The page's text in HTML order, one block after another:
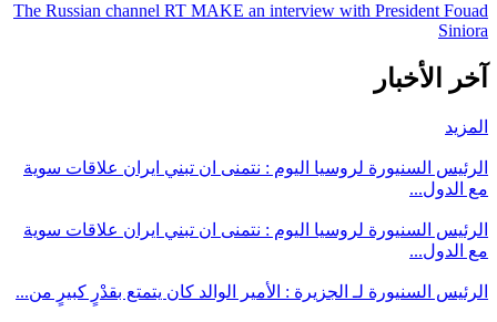
The Russian channel RT MAKE an interview with President Fouad
Siniora
آخر الأخبار
المزيد
الرئيس السنيورة لروسيا اليوم : نتمنى ان تبني ايران علاقات سوية
مع الدول...
الرئيس السنيورة لروسيا اليوم : نتمنى ان تبني ايران علاقات سوية
مع الدول...
الرئيس السنيورة لـ الجزيرة : الأمير الوالد كان يتمتع بقدْرٍ كبيرٍ من...